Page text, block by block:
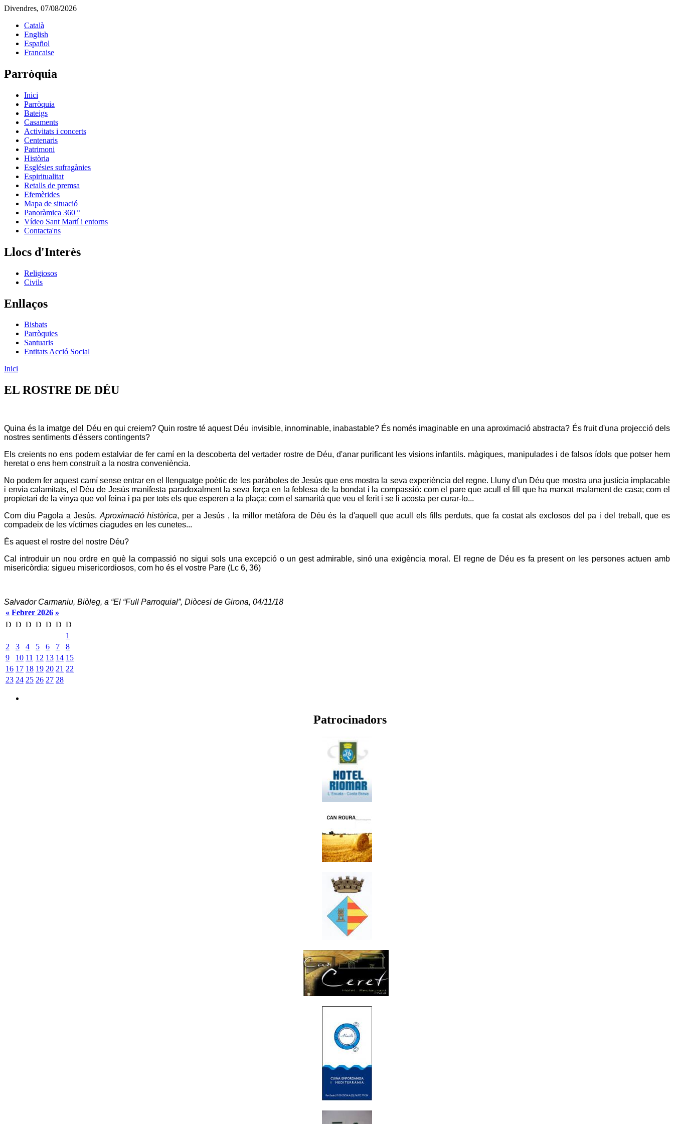
Divendres, 07/08/2026
Català
English
Español
Francaise
Parròquia
Inici
Parròquia
Bateigs
Casaments
Activitats i concerts
Centenaris
Patrimoni
Història
Esglésies sufragànies
Espiritualitat
Retalls de premsa
Efemèrides
Mapa de situació
Panoràmica 360 º
Vídeo Sant Martí i entorns
Contacta'ns
Llocs d'Interès
Religiosos
Civils
Enllaços
Bisbats
Parròquies
Santuaris
Entitats Acció Social
Inici
EL ROSTRE DE DÉU
Quina és la imatge del Déu en qui creiem? Quin rostre té aquest Déu invisible, innominable, inabastable? És només imaginable en una aproximació abstracta? És fruit d'una projecció dels
nostres sentiments d'éssers contingents?
Els creients no ens podem estalviar de fer camí en la descoberta del vertader rostre de Déu, d'anar purificant les visions infantils. màgiques, manipulades i de falsos ídols que potser hem
heretat o ens hem construït a la nostra conveniència.
No podem fer aquest camí sense entrar en el llenguatge poètic de les paràboles de Jesús que ens mostra la seva experiència del regne. Lluny d'un Déu que mostra una justícia implacable
i envia calamitats, el Déu de Jesús manifesta paradoxalment la seva força en la feblesa de la bondat i la compassió: com el pare que acull el fill que ha marxat malament de casa; com el
propietari de la vinya que vol feina i pa per tots els que esperen a la plaça; com el samarità que veu el ferit i se li acosta per curar-lo...
Com diu Pagola a Jesús. Aproximació històrica, per a Jesús , la millor metàfora de Déu és la d'aquell que acull els fills perduts, que fa costat als exclosos del pa i del treball, que es
compadeix de les víctimes ciagudes en les cunetes...
És aquest el rostre del nostre Déu?
Cal introduir un nou ordre en què la compassió no sigui sols una excepció o un gest admirable, sinó una exigència moral. El regne de Déu es fa present on les persones actuen amb
misericòrdia: sigueu misericordiosos, com ho és el vostre Pare (Lc 6, 36)
Salvador Carmaniu, Biòleg, a “El “Full Parroquial”, Diòcesi de Girona, 04/11/18
« Febrer 2026 »
D D D D D D D
1
2
3 4 5 6 7
8
9
10 11 12 13 14 15
16 17 18 19 20 21 22
23 24 25 26 27 28
Patrocinadors